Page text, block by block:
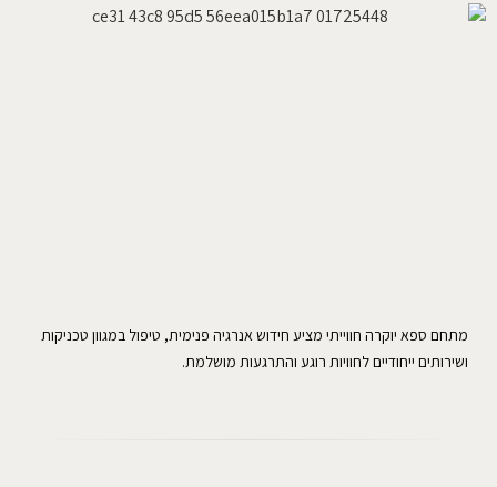
מתחם ספא יוקרה חווייתי מציע חידוש אנרגיה פנימית, טיפול במגוון טכניקות
ושירותים ייחודיים לחוויות רוגע והתרגעות מושלמת.